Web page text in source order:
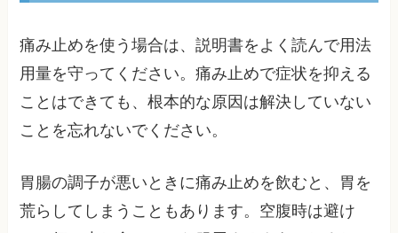
痛み止めを使う場合は、説明書をよく読んで用法
用量を守ってください。痛み止めで症状を抑える
ことはできても、根本的な原因は解決していない
ことを忘れないでください。
胃腸の調子が悪いときに痛み止めを飲むと、胃を
荒らしてしまうこともあります。空腹時は避け